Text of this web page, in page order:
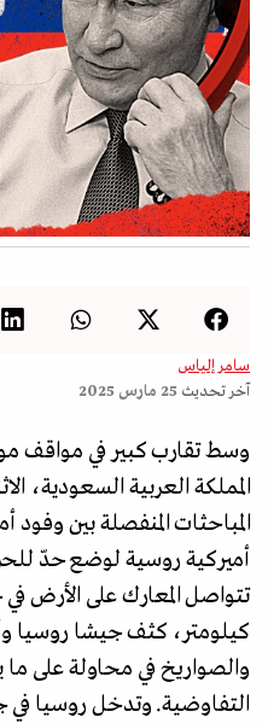
سامر إلياس
آخر تحديث 25 مارس 2025
وسط تقارب كبير في مواقف
المملكة العربية السعودية،
المباحثات المنفصلة بين وفود
أميركية روسية لوضع حدّ
تتواصل المعارك على الأرض
كيلومتر، كثف جيشا روسيا
والصواريخ في محاولة على ما
التفاوضية. وتدخل روسيا في